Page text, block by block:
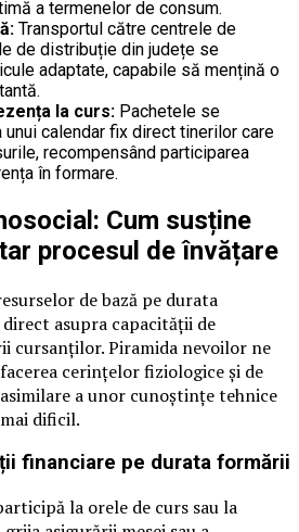
a termenelor de consum.
Transportul către centrele de
de distribuție din județe se
adaptate, capabile să mențină o
la curs: Pachetele se
calendar fix direct tinerilor care
recompensând participarea
în formare.
Cum susține
procesul de învățare
de bază pe durata
asupra capacității de
cursanților. Piramida nevoilor ne
cerințelor fiziologice și de
a unor cunoștințe tehnice
dificil.
financiare pe durata formării
la orele de curs sau la